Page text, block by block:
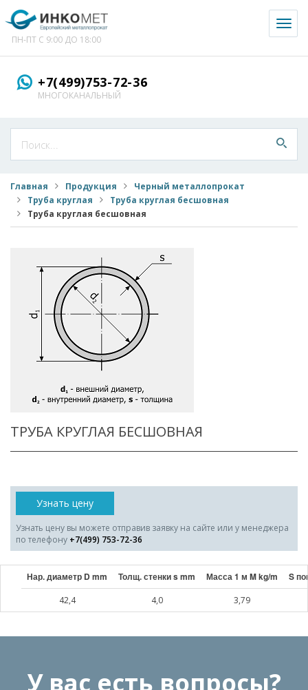
ПН-ПТ С 9:00 ДО 18:00
+7(499)753-72-36
МНОГОКАНАЛЬНЫЙ
Главная Продукция
Черный металлопрокат
Труба круглая
Труба круглая бесшовная
Труба круглая бесшовная
ТРУБА КРУГЛАЯ БЕСШОВНАЯ
Узнать цену
Узнать цену вы можете отправив заявку на сайте или у менеджера
по телефону +7(499) 753-72-36
Нар. диаметр D mm Толщ. стенки s mm Масса 1 м M kg/m S
42,4 4,0 3,79
У вас есть вопросы?